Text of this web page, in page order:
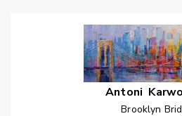
Antoni
Brooklyn